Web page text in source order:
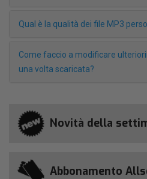
Qual è la qualità dei file MP3
Come faccio a modificare
una volta scaricata?
Novità della
Abbonamento